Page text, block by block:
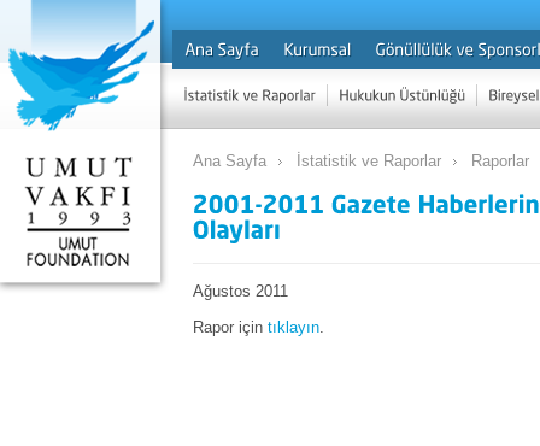
Ana Sayfa İstatistik ve Raporlar Raporlar
Ağustos 2011
Rapor için tıklayın.